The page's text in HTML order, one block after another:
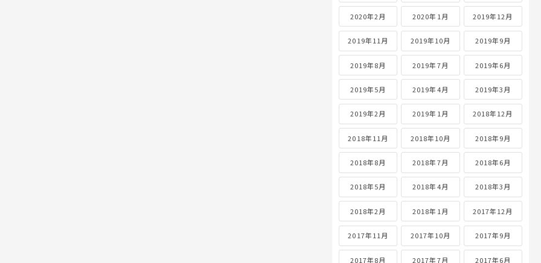
2020年2月 2020年1月 2019年12月
2019年11月 2019年10月 2019年9月
2019年8月 2019年7月 2019年6月
2019年5月 2019年4月 2019年3月
2019年2月 2019年1月 2018年12月
2018年11月 2018年10月 2018年9月
2018年8月 2018年7月 2018年6月
2018年5月 2018年4月 2018年3月
2018年2月 2018年1月 2017年12月
2017年11月 2017年10月 2017年9月
2017年8月 2017年7月 2017年6月